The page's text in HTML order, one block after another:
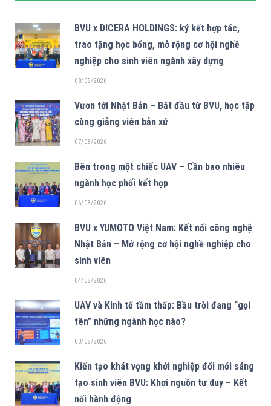
BVU x DICERA HOLDINGS: ký kết hợp tác,
trao tặng học bổng, mở rộng cơ hội nghề
nghiệp cho sinh viên ngành xây dựng
08/08/2026
Vươn tới Nhật Bản – Bắt đầu từ BVU, học tập
cùng giảng viên bản xứ
07/08/2026
Bên trong một chiếc UAV – Cần bao nhiêu
ngành học phối kết hợp
06/08/2026
BVU x YUMOTO Việt Nam: Kết nối công nghệ
Nhật Bản – Mở rộng cơ hội nghề nghiệp cho
sinh viên
04/08/2026
UAV và Kinh tế tầm thấp: Bầu trời đang “gọi
tên” những ngành học nào?
03/08/2026
Kiến tạo khát vọng khởi nghiệp đổi mới sáng
tạo sinh viên BVU: Khơi nguồn tư duy – Kết
nối hành động